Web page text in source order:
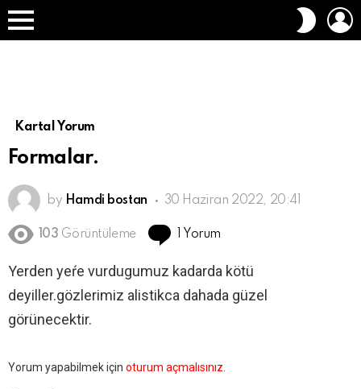
Menü
DIŞ
Kartal Yorum
Formalar.
by Hamdi bostan 30 Haziran 2022, 20:41
103 Görüntüleme 1 Yorum
Yerden yeŕe vurdugumuz kadarda kötü
deyiller.gözlerimiz alistikca dahada güzel
görünecektir.
Bir
Yorum yapabilmek için oturum açmalısınız.